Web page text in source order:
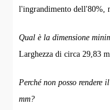
l'ingrandimento dell'80%,
Qual è la dimensione
Larghezza di circa 29,83
Perché non posso
mm?